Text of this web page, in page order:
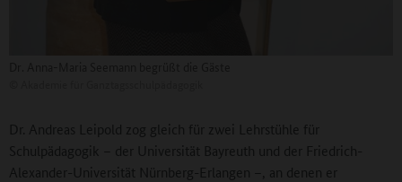
Dr. Andreas Leipold zog gleich für zwei Lehrstühle für
Schulpädagogik – der Universität Bayreuth und der Friedrich-
Alexander-Universität Nürnberg-Erlangen –, an denen er